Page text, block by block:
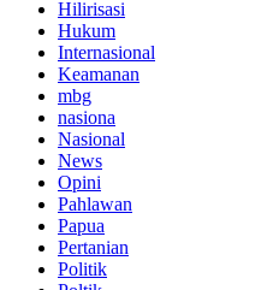
Hilirisasi
Hukum
Internasional
Keamanan
mbg
nasiona
Nasional
News
Opini
Pahlawan
Papua
Pertanian
Politik